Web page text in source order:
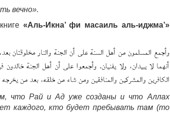
вечно».
«Аль-Икна’ фи масаиль аль-иджма’»
وأجمع المسلمون من أهل السنة على أن الجنة والنار مخلوقتان
أنهما لا يبيدان، ولا يفنيان. وأجمعوا على أن أهل الجنة
الكافرين والمشركين والمنافقين ومن شاء من خلقه، بعد من يخرجه
что Рай и Ад уже созданы и что Аллах
каждого, кто будет пребывать там (то